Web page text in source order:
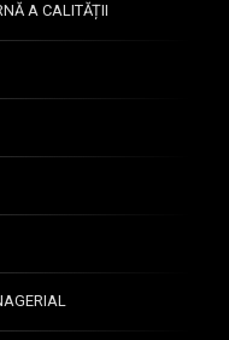
A CALITĂȚII